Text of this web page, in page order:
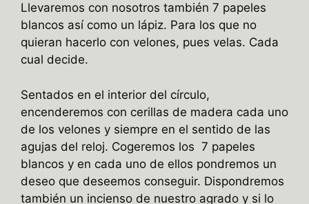
Llevaremos con nosotros también 7 papeles
blancos así como un lápiz. Para los que no
quieran hacerlo con velones, pues velas. Cada
cual decide.
Sentados en el interior del círculo,
encenderemos con cerillas de madera cada uno
de los velones y siempre en el sentido de las
agujas del reloj. Cogeremos los 7 papeles
blancos y en cada uno de ellos pondremos un
deseo que deseemos conseguir. Dispondremos
también un incienso de nuestro agrado y si lo